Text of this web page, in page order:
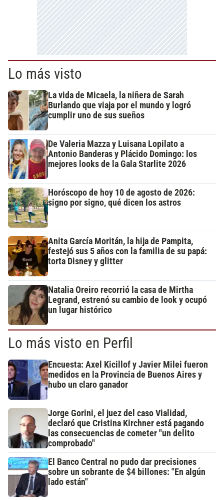
Lo más visto
La vida de Micaela, la niñera de Sarah
Burlando que viaja por el mundo y logró
cumplir uno de sus sueños
De Valeria Mazza y Luisana Lopilato a
Antonio Banderas y Plácido Domingo: los
mejores looks de la Gala Starlite 2026
Horóscopo de hoy 10 de agosto de 2026:
signo por signo, qué dicen los astros
Anita García Moritán, la hija de Pampita,
festejó sus 5 años con la familia de su papá:
torta Disney y glitter
Natalia Oreiro recorrió la casa de Mirtha
Legrand, estrenó su cambio de look y ocupó
un lugar histórico
Lo más visto en Perfil
Encuesta: Axel Kicillof y Javier Milei fueron
medidos en la Provincia de Buenos Aires y
hubo un claro ganador
Jorge Gorini, el juez del caso Vialidad,
declaró que Cristina Kirchner está pagando
las consecuencias de cometer "un delito
comprobado"
El Banco Central no pudo dar precisiones
sobre un sobrante de $4 billones: "En algún
lado están"